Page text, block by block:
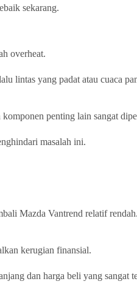
sekarang.
overheat.
lintas yang padat atau cuaca
penting lain sangat
masalah ini.
Mazda Vantrend relatif
kerugian finansial.
dan harga beli yang